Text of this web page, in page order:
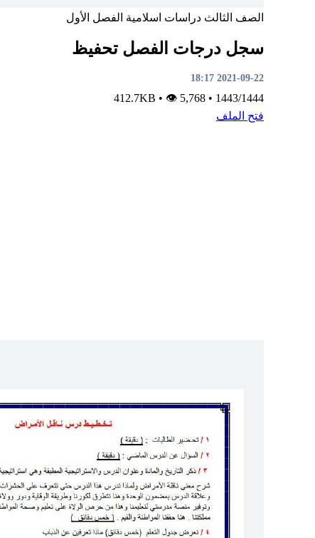
الصف الثالث دراسات اسلامية الفصل الأول
سجل درجات الفصل تحفيظ
2021-09-22 18:17
1443/1444
•
• 👁 5,768
فتح الملف